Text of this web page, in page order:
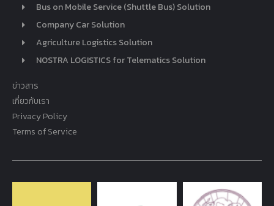
Bus on Mobile Service (Shuttle Bus) Solution
Company Car Solution
Agriculture Logistics Solution
NOSTRA LOGISTICS for Telematics Solution
ข่าวสาร
เกี่ยวกับเรา
Privacy Policy
Terms of Service